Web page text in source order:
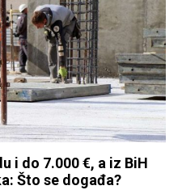
i do 7.000 €, a iz BiH
Što se događa?